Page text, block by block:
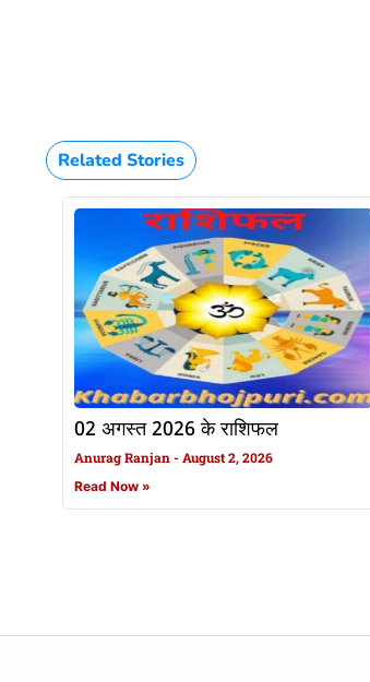
Related Stories
02 अगस्त 2026 के राशिफल
Anurag Ranjan August 2, 2026
Read Now »